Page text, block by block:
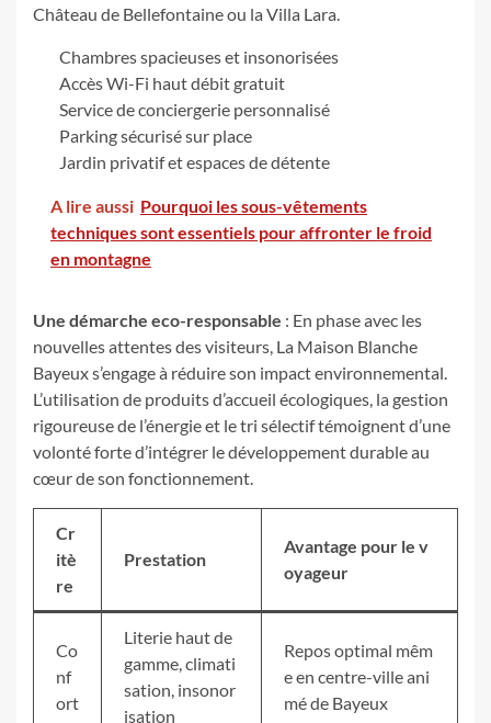
Château de Bellefontaine ou la Villa Lara.
Chambres spacieuses et insonorisées
Accès Wi-Fi haut débit gratuit
Service de conciergerie personnalisé
Parking sécurisé sur place
Jardin privatif et espaces de détente
A lire aussi Pourquoi les sous-vêtements
techniques sont essentiels pour affronter le froid
en montagne
Une démarche eco-responsable : En phase avec les
nouvelles attentes des visiteurs, La Maison Blanche
Bayeux s’engage à réduire son impact environnemental.
L’utilisation de produits d’accueil écologiques, la gestion
rigoureuse de l’énergie et le tri sélectif témoignent d’une
volonté forte d’intégrer le développement durable au
cœur de son fonctionnement.
Cr
itè
re
Prestation
Avantage pour le v
oyageur
Co
nf
ort
Literie haut de
gamme, climati
sation, insonor
isation
Repos optimal mêm
e en centre-ville ani
mé de Bayeux